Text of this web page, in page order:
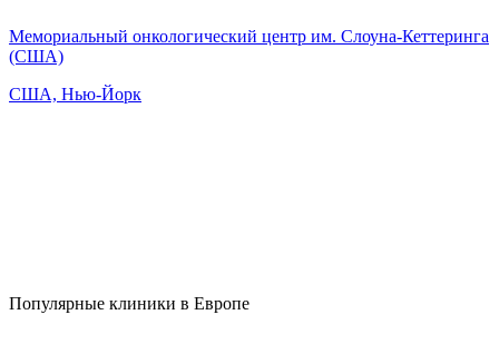
Мемориальный онкологический центр им. Слоуна-Кеттеринга
(США)
США, Нью-Йорк
Популярные клиники в Европе